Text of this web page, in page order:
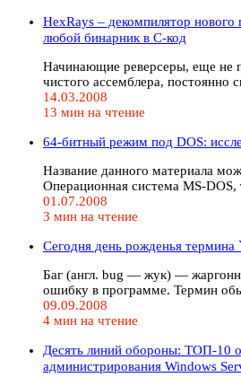
HexRays – декомпилятор нового
любой бинарник в C-код
Начинающие реверсеры, еще не
чистого ассемблера, постоянно
14.03.2008
13 мин на чтение
64-битный режим под DOS:
Название данного материала
Операционная система MS-
01.07.2008
3 мин на чтение
Сегодня день рожденья термина
Баг (англ. bug — жук) —
ошибку в программе. Термин
09.09.2008
4 мин на чтение
Десять линий обороны: ТОП-10
администрирования Windows